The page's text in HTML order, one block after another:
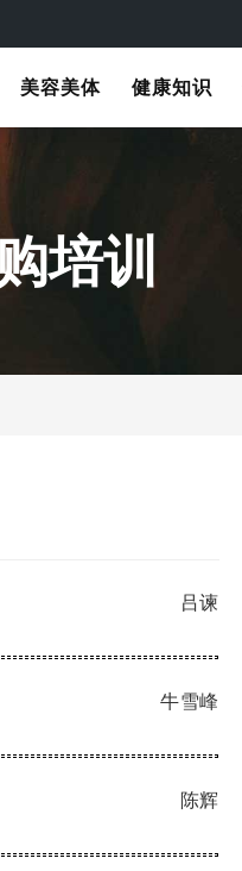
美容美体 健康知识
培训
吕谏
牛雪峰
陈辉